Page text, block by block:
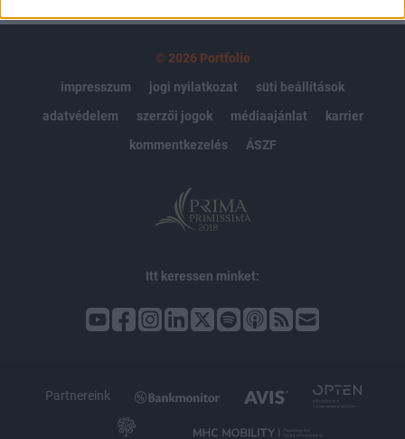
© 2026 Portfolio
impresszum
jogi nyilatkozat
süti beállítások
adatvédelem
szerzői jogok médiaajánlat
karrier
kommentkezelés
ÁSZF
Itt keressen minket:
Partnereink